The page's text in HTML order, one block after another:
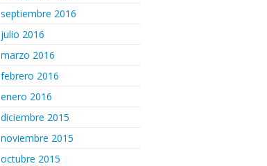
septiembre 2016
julio 2016
marzo 2016
febrero 2016
enero 2016
diciembre 2015
noviembre 2015
octubre 2015